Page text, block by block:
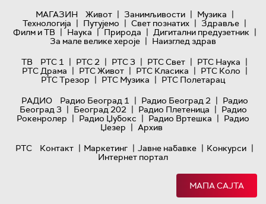
МАГАЗИН
Живот | Занимљивости | Музика |
Технологијa | Путујемо | Свет познатих | Здравље |
Филм и ТВ | Наука | Природа | Дигитални предузетник |
За мале велике хероје | Наизглед здрав
ТВ
РТС 1 | РТС 2 | РТС 3 | РТС Свет | РТС Наука |
РТС Драма | РТС Живот | РТС Класика | РТС Коло |
РТС Трезор | РТС Музика | РТС Полетарац
РАДИО
Радио Београд 1 | Радио Београд 2 | Радио
Београд 3 | Београд 202 | Радио Плетеница | Радио
Рокенролер | Радио Џубокс | Радио Вртешка | Радио
Џезер | Архив
РТС
Контакт | Маркетинг | Јавне набавке | Конкурси |
Интернет портал
МАПА САЈТА